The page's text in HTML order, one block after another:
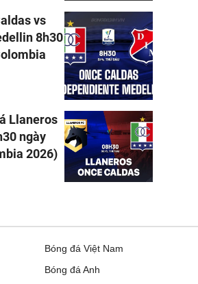
vs
8h30
Llaneros
ngày
2026)
Bóng đá Việt Nam
Bóng đá Anh